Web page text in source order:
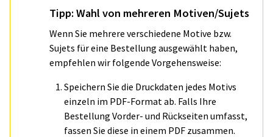
Tipp: Wahl von mehreren Motiven/Sujets
Wenn Sie mehrere verschiedene Motive bzw.
Sujets für eine Bestellung ausgewählt haben,
empfehlen wir folgende Vorgehensweise:
Speichern Sie die Druckdaten jedes Motivs
einzeln im PDF-Format ab. Falls Ihre
Bestellung Vorder- und Rückseiten umfasst,
fassen Sie diese in einem PDF zusammen.